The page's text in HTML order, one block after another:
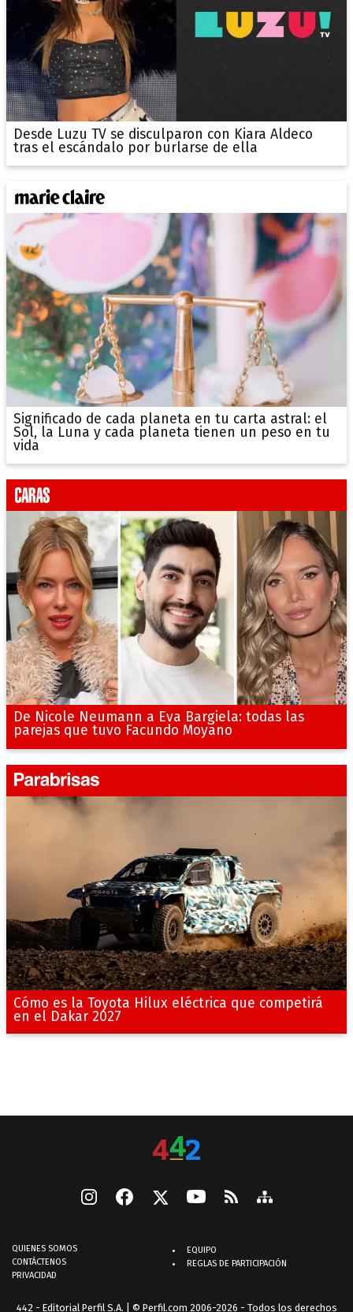
Desde Luzu TV se disculparon con Kiara Aldeco
tras el escándalo por burlarse de ella
Significado de cada planeta en tu carta astral: el
Sol, la Luna y cada planeta tienen un peso en tu
vida
De Nicole Neumann a Eva Bargiela: todas las
parejas que tuvo Facundo Moyano
Cómo es la Toyota Hilux eléctrica que competirá
en el Dakar 2027
QUIENES SOMOS
CONTÁCTENOS
PRIVACIDAD
EQUIPO
REGLAS DE PARTICIPACIÓN
442 - Editorial Perfil S.A. | © Perfil.com 2006-2026 - Todos los derechos